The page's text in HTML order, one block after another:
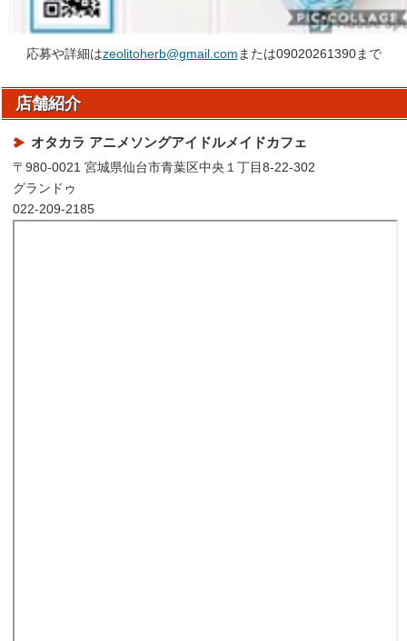
応募や詳細はzeolitoherb@gmail.com または09020261390まで
店舗紹介
オタカラ アニメソングアイドルメイドカフェ
〒980-0021 宮城県仙台市青葉区中央１丁目8-22-302
グランドゥ
022-209-2185